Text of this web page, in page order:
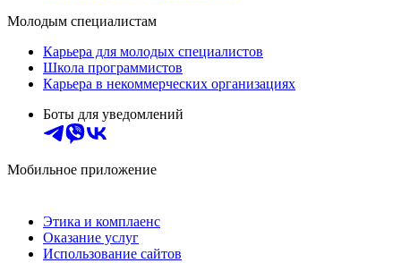
Молодым специалистам
Карьера для молодых специалистов
Школа программистов
Карьера в некоммерческих организациях
Боты для уведомлений
Мобильное приложение
Этика и комплаенс
Оказание услуг
Использование сайтов